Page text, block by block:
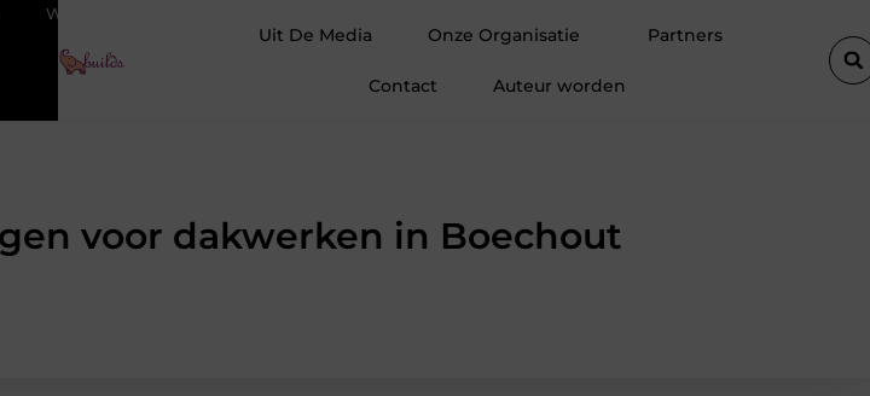
inschakelt vóór de winter
Uit De Media Onze Organisatie Partners
Contact Auteur worden
voor dakwerken in Boechout